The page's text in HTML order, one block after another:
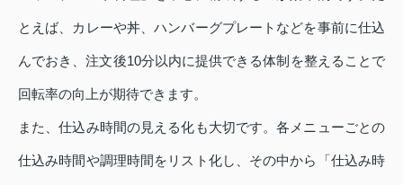
とえば、カレーや丼、ハンバーグプレートなどを事前に仕込
んでおき、注文後10分以内に提供できる体制を整えることで
回転率の向上が期待できます。
また、仕込み時間の見える化も大切です。各メニューごとの
仕込み時間や調理時間をリスト化し、その中から「仕込み時